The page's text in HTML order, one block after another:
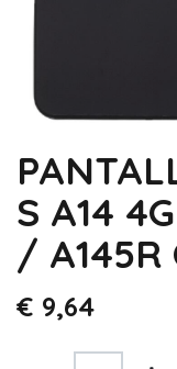
S A14
/ A145R
€ 9,64